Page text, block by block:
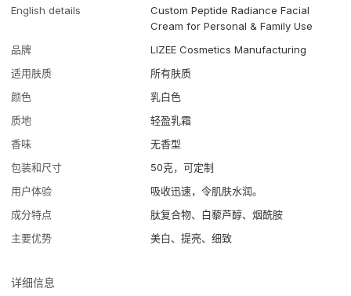
English details
Custom Peptide Radiance Facial
Cream for Personal & Family Use
品牌
LIZEE Cosmetics Manufacturing
适用肤质
所有肤质
颜色
乳白色
质地
轻盈乳霜
香味
无香型
包装和尺寸
50克，可定制
用户体验
吸收迅速，令肌肤水润。
成分特点
肽复合物、白藜芦醇、烟酰胺
主要优势
美白、提亮、细致
详细信息